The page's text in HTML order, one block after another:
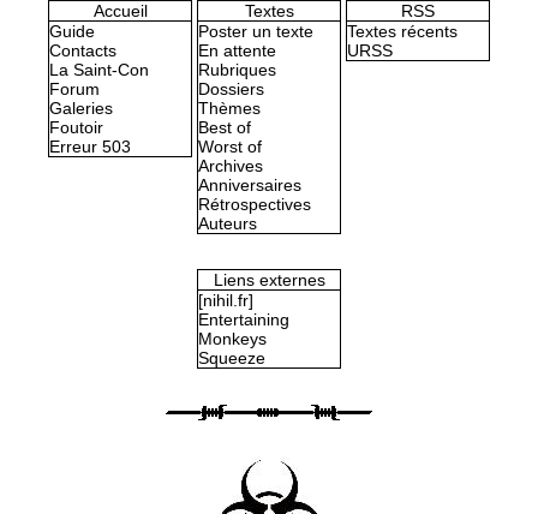
Accueil
Guide
Contacts
La Saint-Con
Forum
Galeries
Foutoir
Erreur 503
Textes
Poster un texte
En attente
Rubriques
Dossiers
Thèmes
Best of
Worst of
Archives
Anniversaires
Rétrospectives
Auteurs
RSS
Textes récents
URSS
Liens externes
[nihil.fr]
Entertaining
Monkeys
Squeeze